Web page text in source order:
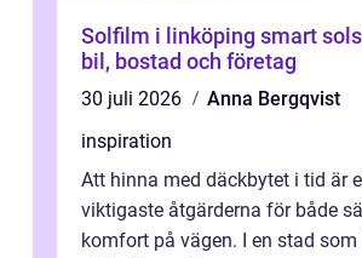
Solfilm i linköping smart solskydd för
bil, bostad och företag
30 juli 2026
Anna Bergqvist
inspiration
Att hinna med däckbytet i tid är
viktigaste åtgärderna för både
komfort på vägen. I en stad som